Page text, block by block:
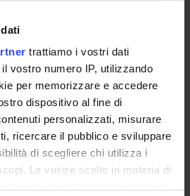
trattiamo i vostri dati
vostro numero IP, utilizzando
per memorizzare e accedere
dispositivo al fine di
personalizzati, misurare
ricercare il pubblico e sviluppare
di scegliere chi utilizza i
Le vostre scelte in materia di
lectures on the following main
in society and in linguistic
language and demolinguistics
and grammars)
of the Spanish language: from